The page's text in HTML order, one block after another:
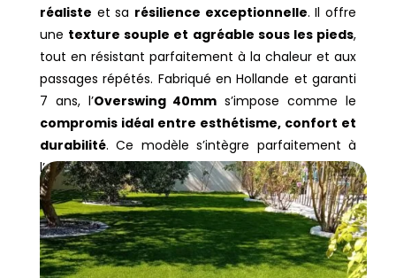
réaliste et sa résilience exceptionnelle. Il offre
une texture souple et agréable sous les pieds,
tout en résistant parfaitement à la chaleur et aux
passages répétés. Fabriqué en Hollande et garanti
7 ans, l’Overswing 40mm s’impose comme le
compromis idéal entre esthétisme, confort et
durabilité.Ce modèle s’intègre parfaitement à
l’environnement méditerranéen duVaucluse,
mettant en valeur les essences locales déjà
présentes dans le jardin : oliviers, lauriers et rosiers.